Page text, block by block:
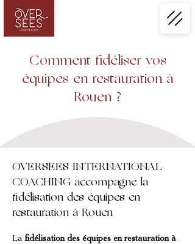
Comment fidéliser vos
équipes en restauration à
Rouen ?
OVERSEES INTERNATIONAL
COACHING accompagne la
fidélisation des équipes en
restauration à Rouen
La fidélisation des équipes en restauration à